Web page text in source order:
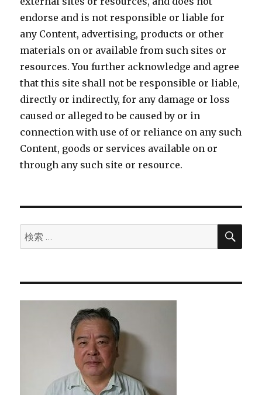
endorse and is not responsible or liable for
any Content, advertising, products or other
materials on or available from such sites or
resources. You further acknowledge and agree
that this site shall not be responsible or liable,
directly or indirectly, for any damage or loss
caused or alleged to be caused by or in
connection with use of or reliance on any such
Content, goods or services available on or
through any such site or resource.
検
索:
検